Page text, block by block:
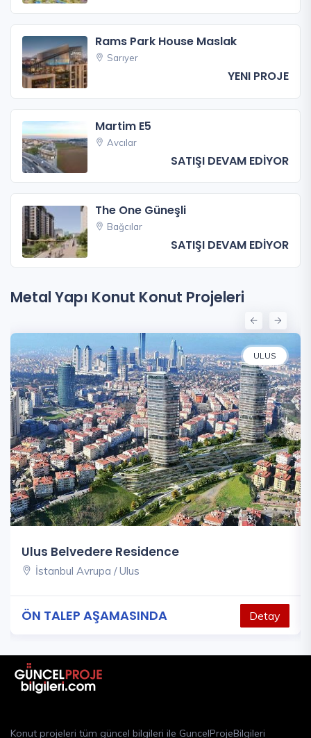
Rams Park House Maslak
Sarıyer
YENI PROJE
Martim E5
Avcılar
SATIŞI DEVAM EDİYOR
The One Güneşli
Bağcılar
SATIŞI DEVAM EDİYOR
Metal Yapı Konut Konut Projeleri
ULUS
Ulus Belvedere Residence
İstanbul Avrupa / Ulus
ÖN TALEP AŞAMASINDA Detay
Konut projeleri tüm güncel bilgileri ile GuncelProjeBilgileri